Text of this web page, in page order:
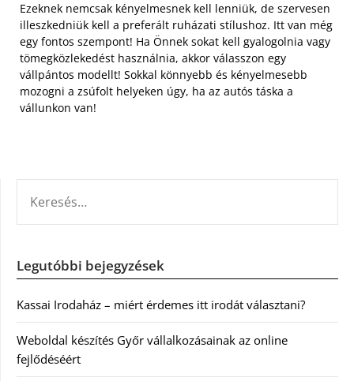
Ezeknek nemcsak kényelmesnek kell lenniük, de szervesen
illeszkedniük kell a preferált ruházati stílushoz. Itt van még
egy fontos szempont! Ha Önnek sokat kell gyalogolnia vagy
tömegközlekedést használnia, akkor válasszon egy
vállpántos modellt! Sokkal könnyebb és kényelmesebb
mozogni a zsúfolt helyeken úgy, ha az autós táska a
vállunkon van!
Legutóbbi bejegyzések
Kassai Irodaház – miért érdemes itt irodát választani?
Weboldal készítés Győr vállalkozásainak az online
fejlődéséért